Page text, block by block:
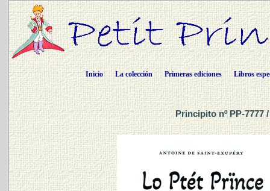
Inicio La colección Primeras ediciones Libros
Principito nº PP-7777